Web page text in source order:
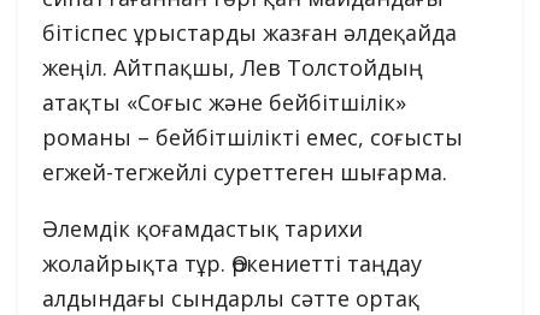
бітіспес ұрыстарды жазған әлдеқайда
жеңіл. Айтпақшы, Лев Толстойдың
атақты «Соғыс және бейбітшілік»
романы – бейбітшілікті емес, соғысты
егжей-тегжейлі суреттеген шығарма.
Әлемдік қоғамдастық тарихи
жолайрықта тұр. Өркениетті таңдау
алдындағы сындарлы сәтте ортақ